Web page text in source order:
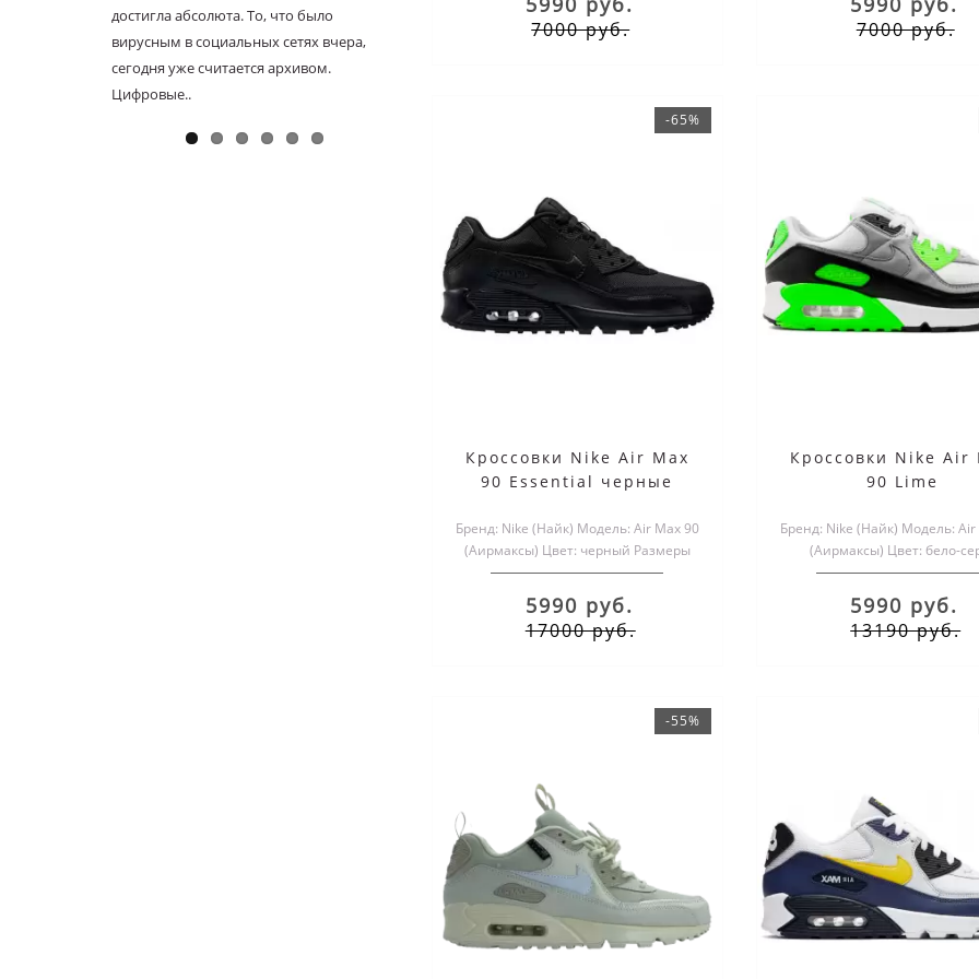
достигла абсолюта. То, что было
вирусным в социальных сетях вчера,
сегодня уже считается архивом.
Цифровые..
известного бренда, они были впервые
выпущены в 1990 году и популярны в
Среди них и кроссовки Air Max 90,
появившиеся на прилавках 31
7000 руб. 7000 руб.
-65%
Кроссовки Nike Air Max
90 Essential черные
Бренд: Nike (Найк) Модель: Air Max 90
(Аирмаксы) Цвет: черный Размеры
обуви: мужские и женс..
5990 руб.
17000 руб.
Кроссовки Nike Air
90 Lime
Бренд: Nike (Найк) Модель: Air
(Аирмаксы) Цвет: бело-
салатовый Размеры обуви:
5990 руб.
13190 руб.
-55%